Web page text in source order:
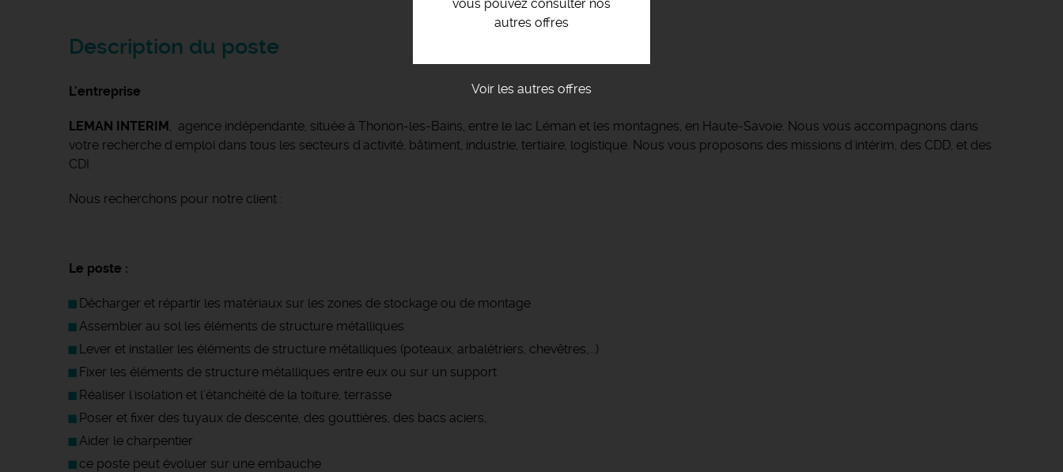
vous pouvez consulter nos
autres offres
Voir les autres offres
Description du poste
L'entreprise
LEMAN INTERIM, agence indépendante, située à Thonon-les-Bains, entre le lac Léman et les montagnes, en Haute-Savoie. Nous vous accompagnons dans
votre recherche d'emploi dans tous les secteurs d'activité, bâtiment, industrie, tertiaire, logistique. Nous vous proposons des missions d'intérim, des CDD, et des
CDI.
Nous recherchons pour notre client :
Le poste :
Décharger et répartir les matériaux sur les zones de stockage ou de montage
Assembler au sol les éléments de structure métalliques
Lever et installer les éléments de structure métalliques (poteaux, arbalétriers, chevêtres,...)
Fixer les éléments de structure métalliques entre eux ou sur un support
Réaliser l'isolation et l’étanchéité de la toiture, terrasse
Poser et fixer des tuyaux de descente, des gouttières, des bacs aciers,
Aider le charpentier
ce poste peut évoluer sur une embauche